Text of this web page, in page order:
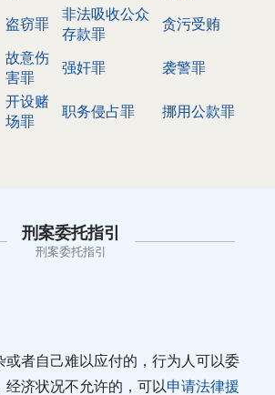
盗窃罪
非法吸收公众
存款罪
贪污受贿
故意伤
害罪
强奸罪
袭警罪
开设赌
场罪
职务侵占罪 挪用公款罪
刑案委托指引
刑案委托指引
或者自己难以应付的，行为人可以委
济状况不允许的，可以申请法律援